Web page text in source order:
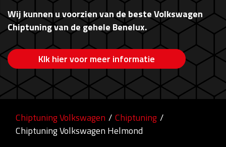
Wij kunnen u voorzien van de beste Volkswagen
Chiptuning van de gehele Benelux.
Klk hier voor meer informatie
Chiptuning Volkswagen / Chiptuning /
Chiptuning Volkswagen Helmond